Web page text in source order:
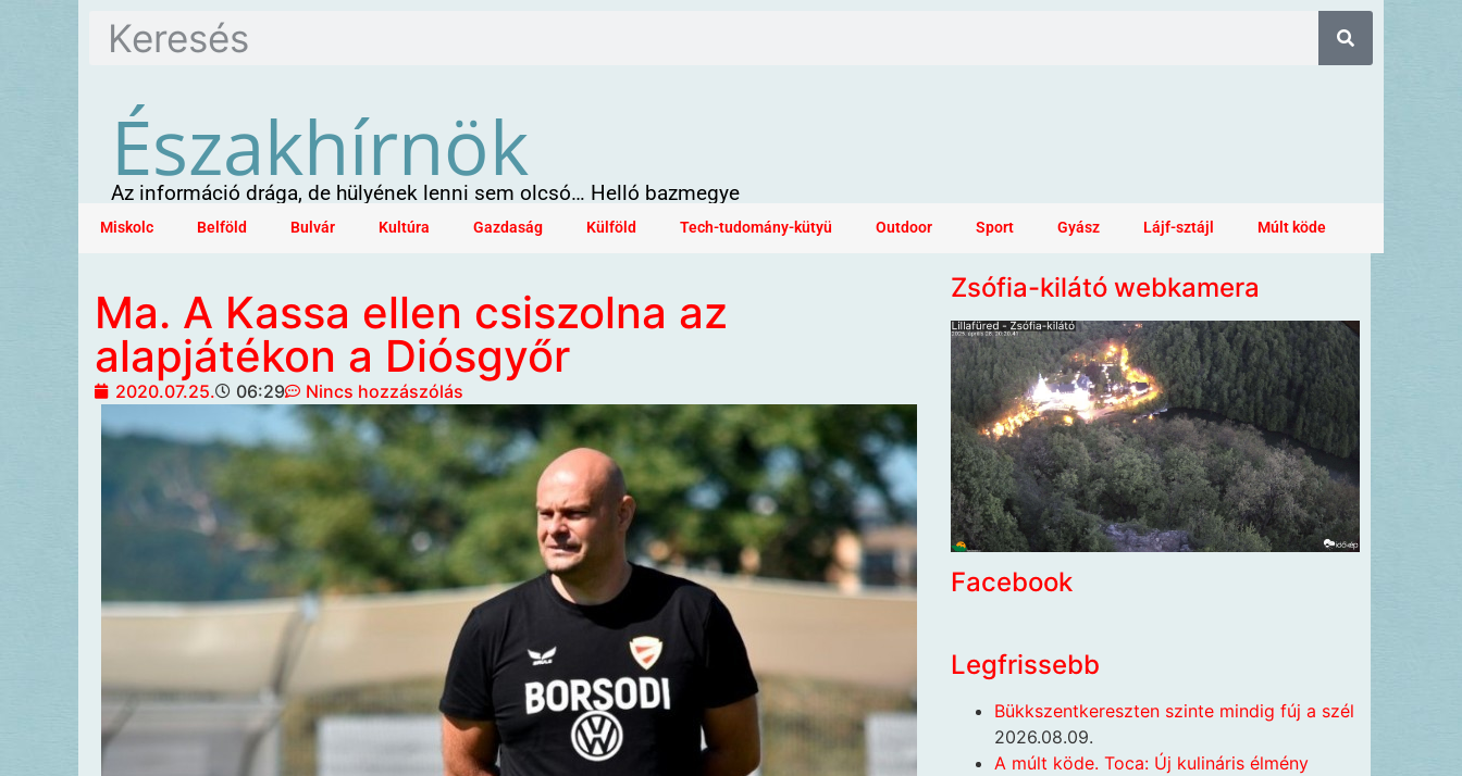
Északhírnök
Az információ drága, de hülyének lenni sem olcsó… Helló bazmegye
Miskolc Belföld Bulvár Kultúra Gazdaság Külföld Tech-tudomány-kütyü Outdoor Sport Gyász Lájf-sztájl Múlt köde
Ma. A Kassa ellen csiszolna az
alapjátékon a Diósgyőr
2020.07.25. 06:29 Nincs hozzászólás
Zsófia-kilátó webkamera
Facebook
Legfrissebb
Bükkszentkereszten szinte mindig fúj a szél
2026.08.09.
A múlt köde. Toca: Új kulináris élmény